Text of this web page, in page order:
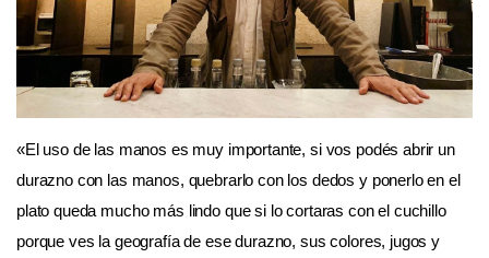
«El uso de las manos es muy importante, si vos podés abrir un
durazno con las manos, quebrarlo con los dedos y ponerlo en el
plato queda mucho más lindo que si lo cortaras con el cuchillo
porque ves la geografía de ese durazno, sus colores, jugos y